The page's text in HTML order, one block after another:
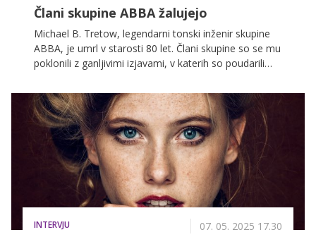
Člani skupine ABBA žalujejo
Michael B. Tretow, legendarni tonski inženir skupine
ABBA, je umrl v starosti 80 let. Člani skupine so se mu
poklonili z ganljivimi izjavami, v katerih so poudarili
edinstvenemu zvoku.
INTERVJU 07. 05. 2025 17.30